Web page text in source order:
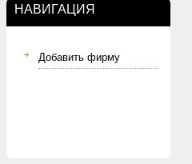
НАВИГАЦИЯ
Добавить фирму